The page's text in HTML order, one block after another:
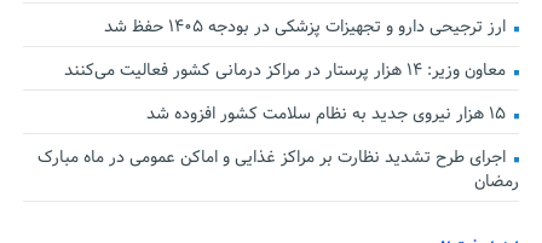
ارز ترجیحی دارو و تجهیزات پزشکی در بودجه ۱۴۰۵ حفظ شد
معاون وزیر: ۱۴ هزار پرستار در مراکز درمانی کشور فعالیت می‌کنند
۱۵ هزار نیروی جدید به نظام سلامت کشور افزوده شد
اجرای طرح تشدید نظارت بر مراکز غذایی و اماکن عمومی در ماه مبارک
رمضان